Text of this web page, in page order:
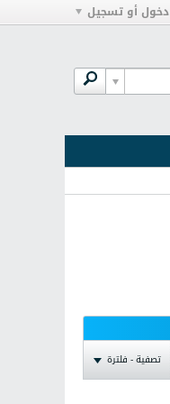
دخول أو تسجيل
تصفية - فلترة